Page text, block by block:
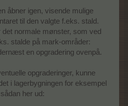
åbner igen, visende mulige
til den valgte f.eks. stald.
det normale mønster, som ved
stalde på mark-områder:
en opgradering ovenpå.
opgraderinger, kunne
i lagerbygningen for eksempel
her ud: